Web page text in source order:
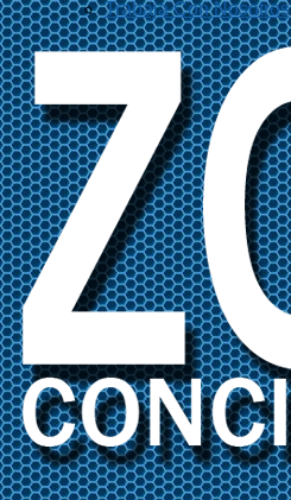
Trabaja Con Nosotros